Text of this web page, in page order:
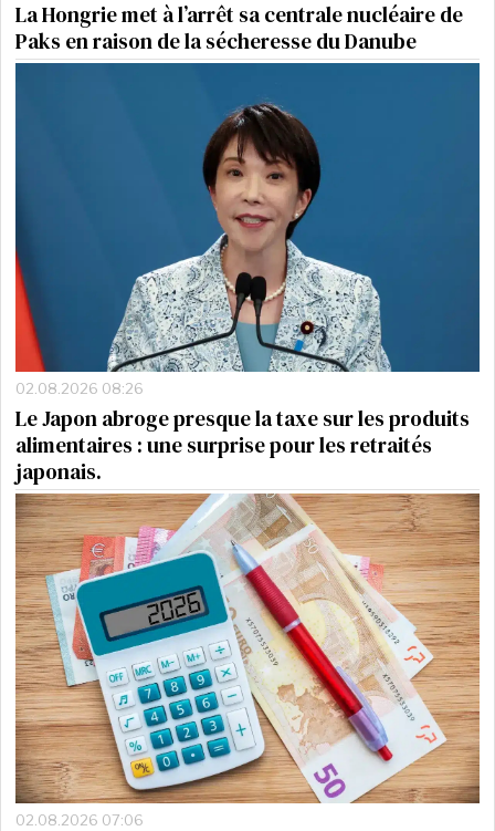
La Hongrie met à l’arrêt sa centrale nucléaire de
Paks en raison de la sécheresse du Danube
02.08.2026 08:26
Le Japon abroge presque la taxe sur les produits
alimentaires : une surprise pour les retraités
japonais.
02.08.2026 07:06